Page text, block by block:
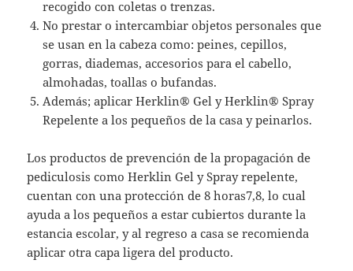
recogido con coletas o trenzas.
No prestar o intercambiar objetos personales que
se usan en la cabeza como: peines, cepillos,
gorras, diademas, accesorios para el cabello,
almohadas, toallas o bufandas.
Además; aplicar Herklin® Gel y Herklin® Spray
Repelente a los pequeños de la casa y peinarlos.
Los productos de prevención de la propagación de
pediculosis como Herklin Gel y Spray repelente,
cuentan con una protección de 8 horas7,8, lo cual
ayuda a los pequeños a estar cubiertos durante la
estancia escolar, y al regreso a casa se recomienda
aplicar otra capa ligera del producto.